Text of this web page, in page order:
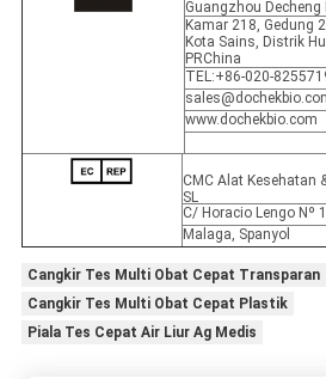
Guangzhou Decheng
Kamar 218, Gedung
Kota Sains, Distrik
PRChina
TEL:+86-020-
www.dochekbio.com
CMC Alat Kesehatan
SL
C/ Horacio Lengo Nº
Malaga, Spanyol
Cangkir Tes Multi Obat Cepat Transparan
Cangkir Tes Multi Obat Cepat Plastik
Piala Tes Cepat Air Liur Ag Medis